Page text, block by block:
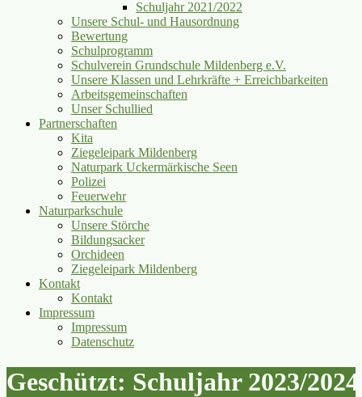
Schuljahr 2021/2022
Unsere Schul- und Hausordnung
Bewertung
Schulprogramm
Schulverein Grundschule Mildenberg e.V.
Unsere Klassen und Lehrkräfte + Erreichbarkeiten
Arbeitsgemeinschaften
Unser Schullied
Partnerschaften
Kita
Ziegeleipark Mildenberg
Naturpark Uckermärkische Seen
Polizei
Feuerwehr
Naturparkschule
Unsere Störche
Bildungsacker
Orchideen
Ziegeleipark Mildenberg
Kontakt
Kontakt
Impressum
Impressum
Datenschutz
Geschützt: Schuljahr 2023/2024